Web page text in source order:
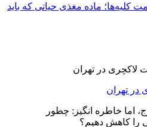
کلیه‌ها؛ ماده مغذی حیاتی که باید
در تهران